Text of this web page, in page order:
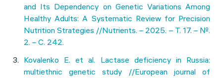
and Its Dependency on Genetic Variations Among
Healthy Adults: A Systematic Review for Precision
Nutrition Strategies //Nutrients. – 2025. – Т. 17. – №.
2. – С. 242.
Kovalenko E. et al. Lactase deficiency in Russia:
multiethnic genetic study //European journal of